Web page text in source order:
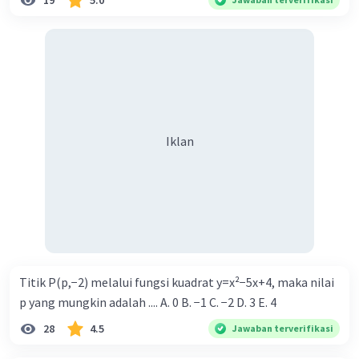
Iklan
Titik P(p,−2) melalui fungsi kuadrat y=x²−5x+4, maka nilai
p yang mungkin adalah .... A. 0 B. −1 C. −2 D. 3 E. 4
28 4.5 Jawaban terverifikasi